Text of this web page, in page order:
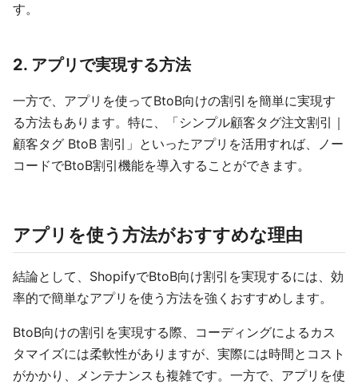
す。
2. アプリで実現する方法
一方で、アプリを使ってBtoB向けの割引を簡単に実現す
る方法もあります。特に、「シンプル顧客タグ注文割引｜
顧客タグ BtoB 割引」といったアプリを活用すれば、ノー
コードでBtoB割引機能を導入することができます。
アプリを使う方法がおすすめな理由
結論として、ShopifyでBtoB向け割引を実現するには、効
率的で簡単なアプリを使う方法を強くおすすめします。
BtoB向けの割引を実現する際、コーディングによるカス
タマイズには柔軟性がありますが、実際には時間とコスト
がかかり、メンテナンスも複雑です。一方で、アプリを使